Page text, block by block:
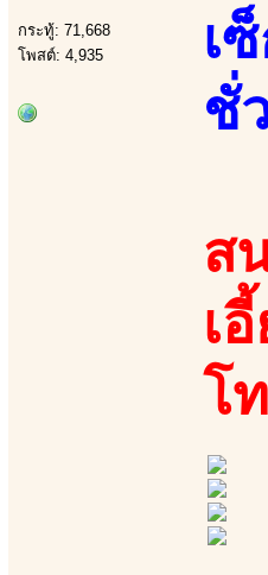
กระทู้: 71,668
โพสต์: 4,935
เ
ชั่
ส
เ
โ